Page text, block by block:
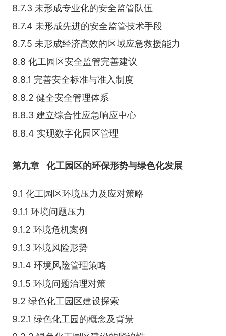
8.7.3 未形成专业化的安全监管队伍
8.7.4 未形成先进的安全监管技术手段
8.7.5 未形成经济高效的区域应急救援能力
8.8 化工园区安全监管完善建议
8.8.1 完善安全标准与准入制度
8.8.2 健全安全管理体系
8.8.3 建立综合性应急响应中心
8.8.4 实现数字化园区管理
第九章 化工园区的环保形势与绿色化发展
9.1 化工园区环境压力及应对策略
9.1.1 环境问题压力
9.1.2 环境危机案例
9.1.3 环境风险形势
9.1.4 环境风险管理策略
9.1.5 环境问题治理对策
9.2 绿色化工园区建设探索
9.2.1 绿色化工园的概念及背景